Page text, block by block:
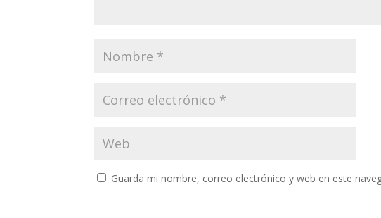
Guarda mi nombre, correo electrónico y web en este